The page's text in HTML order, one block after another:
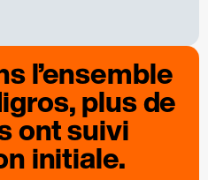
l’ensemble
plus de
ont suivi
initiale.